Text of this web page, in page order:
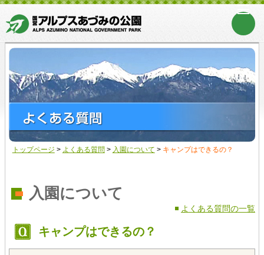
トップページ > よくある質問 > 入園について > キャンプはできるの？
入園について
よくある質問の一覧
キャンプはできるの？